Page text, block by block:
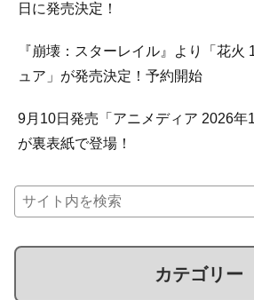
日に発売決定！
『崩壊：スターレイル』より「花火
ュア」が発売決定！予約開始
9月10日発売「アニメディア 2026年
が裏表紙で登場！
カテゴリー